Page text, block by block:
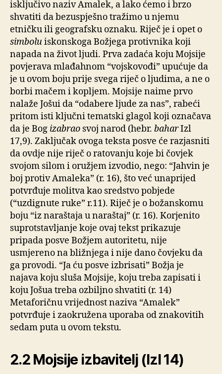
isključivo naziv Amalek, a lako ćemo i brzo
shvatiti da bezuspješno tražimo u njemu
etničku ili geografsku oznaku. Riječ je i opet o
simboluiskonskoga Božjega protivnika koji
napada na život ljudi. Prva zadaća koju Mojsije
povjerava mlađahnom “vojskovođi” upućuje da
je u ovom boju prije svega riječ o ljudima, a ne o
borbi mačem i kopljem. Mojsije naime prvo
nalaže Jošui da “odabere ljude za nas”, rabeći
pritom isti ključni tematski glagol koji označava
da je Bog izabrao svoj narod (hebr. baharIzl
17,9). Zaključak ovoga teksta posve će razjasniti
da ovdje nije riječ o ratovanju koje bi čovjek
svojom silom i oružjem izvodio, nego: “Jahvin je
boj protiv Amaleka” (r. 16), što već unaprijed
potvrđuje molitva kao sredstvo pobjede
(“uzdignute ruke” r.11). Riječ je o božanskomu
boju “iz naraštaja u naraštaj” (r. 16). Korjenito
suprotstavljanje koje ovaj tekst prikazuje
pripada posve Božjem autoritetu, nije
usmjereno na bližnjega i nije dano čovjeku da
ga provodi. “Ja ću posve izbrisati” Božja je
najava koju sluša Mojsije, koju treba zapisati i
koju Jošua treba ozbiljno shvatiti (r. 14)
Metaforičnu vrijednost naziva “Amalek”
potvrđuje i zaokružena uporaba od znakovitih
sedam puta u ovom tekstu.
2.2 Mojsije izbavitelj (Izl 14)